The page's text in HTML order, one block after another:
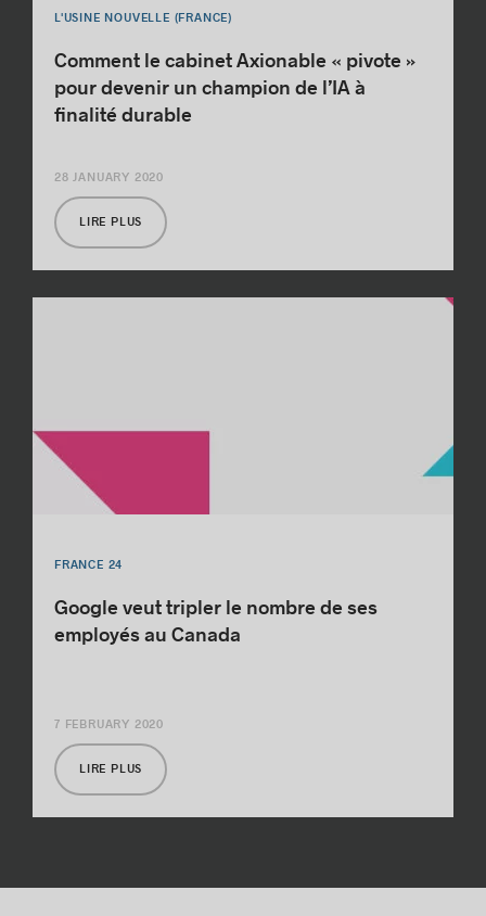
L'USINE NOUVELLE (FRANCE)
Comment le cabinet Axionable « pivote »
pour devenir un champion de l’IA à
finalité durable
LIRE PLUS
28 JANUARY 2020
FRANCE 24
Google veut tripler le nombre de ses
employés au Canada
LIRE PLUS
7 FEBRUARY 2020